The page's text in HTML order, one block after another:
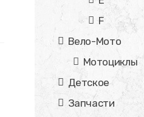
F
Вело-Мото
Мотоциклы
Детское
Запчасти